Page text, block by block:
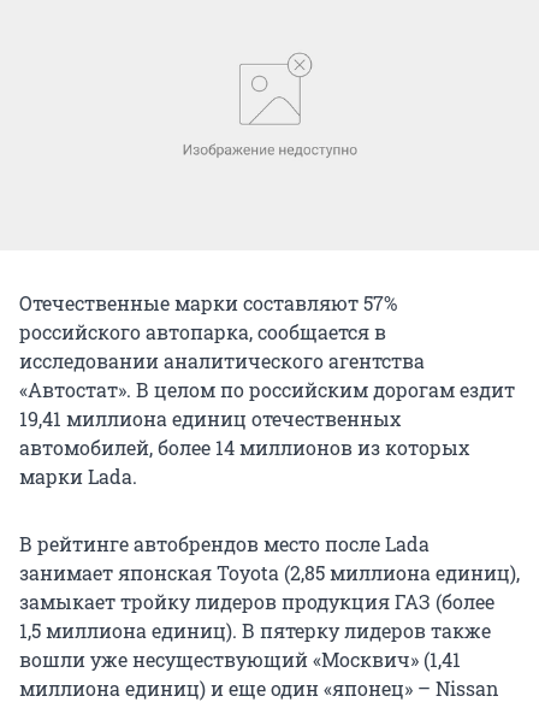
Отечественные марки составляют 57%
российского автопарка, сообщается в
исследовании аналитического агентства
«Автостат». В целом по российским дорогам ездит
19,41 миллиона единиц отечественных
автомобилей, более 14 миллионов из которых
марки Lada.
В рейтинге автобрендов место после Lada
занимает японская Toyota (2,85 миллиона единиц),
замыкает тройку лидеров продукция ГАЗ (более
1,5 миллиона единиц). В пятерку лидеров также
вошли уже несуществующий «Москвич» (1,41
миллиона единиц) и еще один «японец» – Nissan